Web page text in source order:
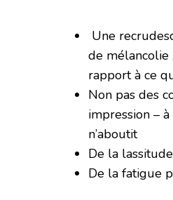
Une
de mélancolie
rapport à ce
Non pas des
impression –
n’aboutit
De la lassitude
De la fatigue